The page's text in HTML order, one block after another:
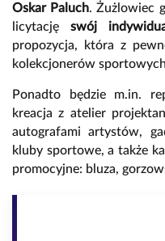
Oskar Paluch. Żużlowiec
licytację swój
propozycja, która z
kolekcjonerów
Ponadto będzie m.in.
kreacja z atelier
autografami artystów,
kluby sportowe, a także
promocyjne: bluza,